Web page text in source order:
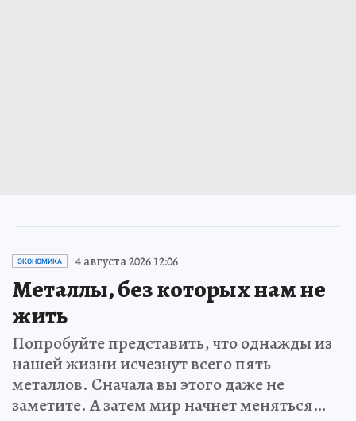
ЭКОНОМИКА 4 августа 2026 12:06
Металлы, без которых нам не
жить
Попробуйте представить, что однажды из
нашей жизни исчезнут всего пять
металлов. Сначала вы этого даже не
заметите. А затем мир начнет меняться…